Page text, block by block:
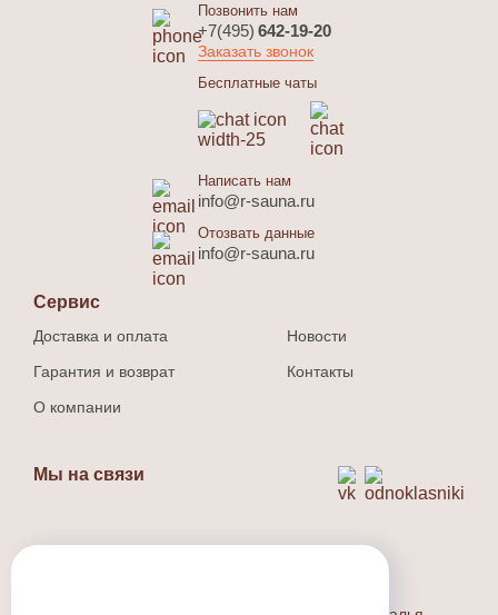
Позвонить нам
+7(495) 642-19-20
Заказать звонок
Бесплатные чаты
Написать нам
info@r-sauna.ru
Отозвать данные
info@r-sauna.ru
Сервис
Доставка и оплата
Гарантия и возврат
О компании
Новости
Контакты
Мы на связи